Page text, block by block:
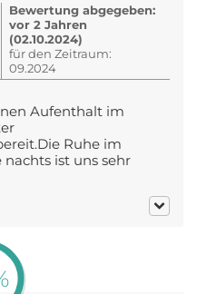
Bewertung abgegeben:
vor 2 Jahren
(02.10.2024)
für den Zeitraum:
09.2024
Aufenthalt im
Ruhe im
ist uns sehr